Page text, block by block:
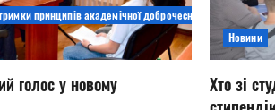
принципів академічної доброчесності
голос у новому
Новини
Хто зі